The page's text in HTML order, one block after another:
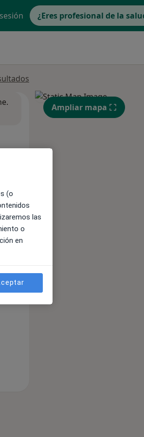
¿Eres profesional de la
Ampliar mapa
(o
las
o
en